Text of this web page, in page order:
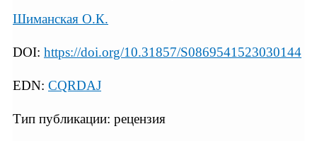
Шиманская О.К.
DOI: https://doi.org/10.31857/S0869541523030144
EDN: CQRDAJ
Тип публикации: рецензия